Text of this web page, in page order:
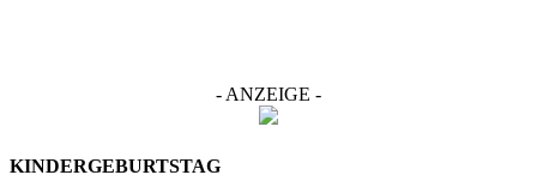
- ANZEIGE -
KINDERGEBURTSTAG